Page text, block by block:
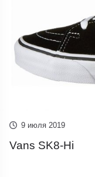
9 июля 2019
Vans SK8-Hi